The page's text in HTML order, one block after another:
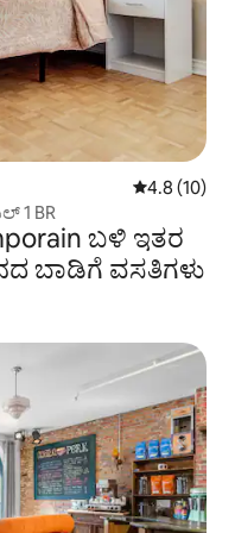
5 ರಲ್ಲಿ 4.8
4.8 (10)
1 BR
ಬಳಿ ಇತರ
ಬಾಡಿಗೆ ವಸತಿಗಳು